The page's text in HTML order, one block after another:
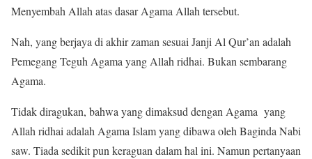
Menyembah Allah atas dasar Agama Allah tersebut.
Nah, yang berjaya di akhir zaman sesuai Janji Al Qur’an adalah
Pemegang Teguh Agama yang Allah ridhai. Bukan sembarang
Agama.
Tidak diragukan, bahwa yang dimaksud dengan Agama yang
Allah ridhai adalah Agama Islam yang dibawa oleh Baginda Nabi
saw. Tiada sedikit pun keraguan dalam hal ini. Namun pertanyaan